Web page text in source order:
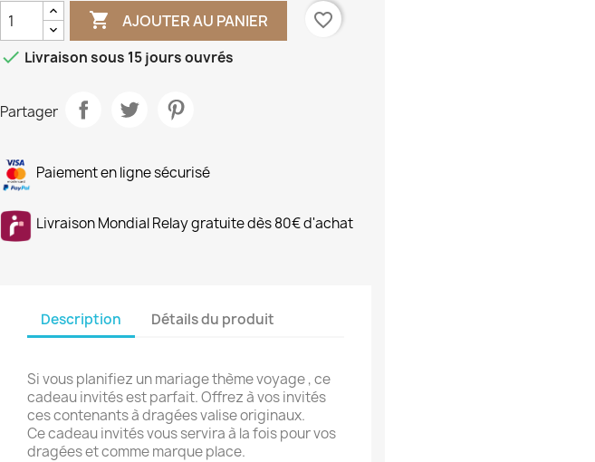
 AJOUTER AU PANIER
favorite_border
 Livraison sous 15 jours ouvrés
Partager
Paiement en ligne sécurisé
Livraison Mondial Relay gratuite dès 80€ d'achat
Description Détails du produit
Si vous planifiez un mariage thème voyage , ce
cadeau invités est parfait. Offrez à vos invités
ces contenants à dragées valise originaux.
Ce cadeau invités vous servira à la fois pour vos
dragées et comme marque place.